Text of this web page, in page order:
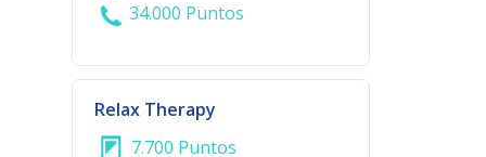
34.000 Puntos
Relax Therapy
7.700 Puntos